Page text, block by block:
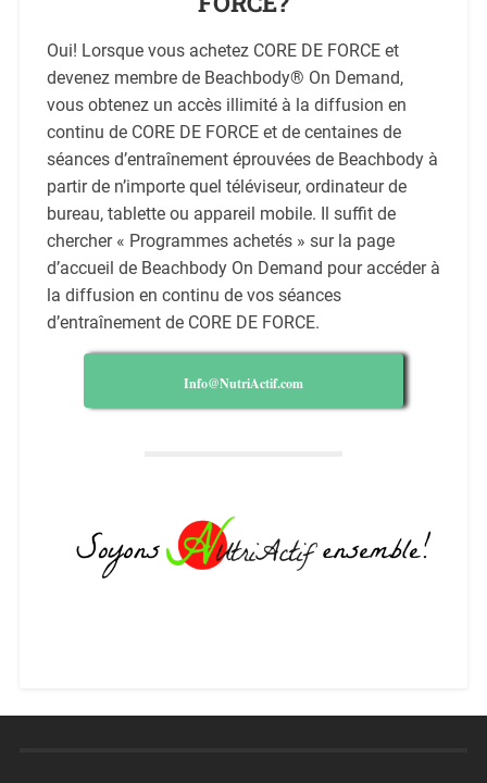
Oui! Lorsque vous achetez CORE DE FORCE et
devenez membre de Beachbody® On Demand,
vous obtenez un accès illimité à la diffusion en
continu de CORE DE FORCE et de centaines de
séances d’entraînement éprouvées de Beachbody à
partir de n’importe quel téléviseur, ordinateur de
bureau, tablette ou appareil mobile. Il suffit de
chercher « Programmes achetés » sur la page
d’accueil de Beachbody On Demand pour accéder à
la diffusion en continu de vos séances
d’entraînement de CORE DE FORCE.
Info@NutriActif.com